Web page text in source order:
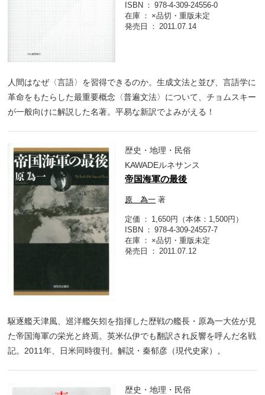
ISBN
978-4-309-24556-0
在庫
×品切・重版未定
発売日
2011.07.14
人間はなぜ〈言語〉を習得できるのか。生成文法と並び、言語学に
革命をもたらした最重要概念〈普遍文法〉について、チョムスキー
が一般向けに解説した名著。平易な新訳でよみがえる！
歴史・地理・民俗
KAWADEルネサンス
帝国海軍の最後
原 為一 著
定価
1,650円（本体：1,500円）
ISBN
978-4-309-24557-7
在庫
×品切・重版未定
発売日
2011.07.12
駆逐艦天津風、巡洋艦矢矧を指揮した歴戦の艦長・原為一大佐が見
た帝国海軍の栄光と終焉。英米仏伊でも翻訳され反響を呼んだ名戦
記。2011年、日米同時復刊。解説・秦郁彦（現代史家）。
歴史・地理・民俗